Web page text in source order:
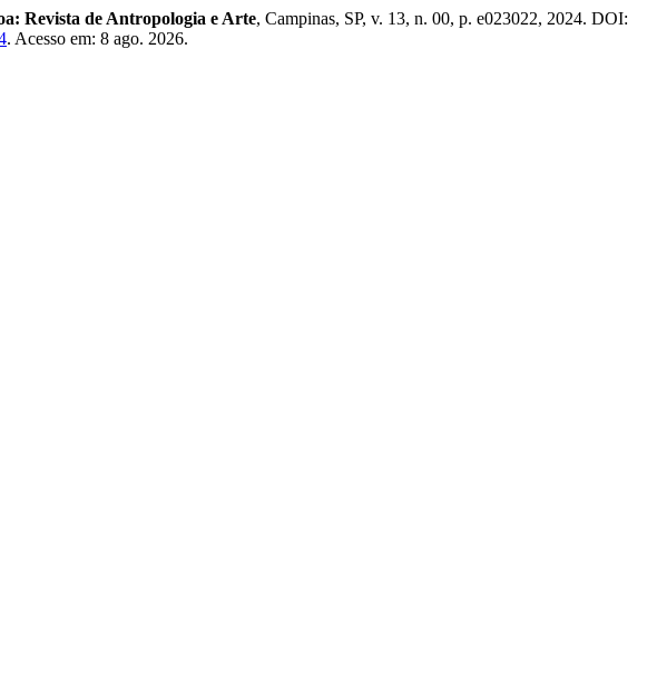
Revista de Antropologia e Arte, Campinas, SP, v. 13, n. 00, p. e023022, 2024. DOI:
. Acesso em: 8 ago. 2026.